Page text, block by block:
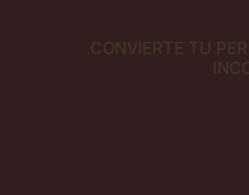
CONVIERTE TU